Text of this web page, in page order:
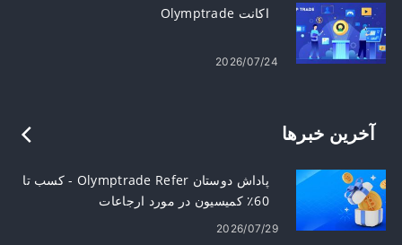
اکانت Olymptrade
2026/07/24
آخرین خبرها
پاداش دوستان Olymptrade Refer - کسب تا
60٪ کمیسیون در مورد ارجاعات
2026/07/29